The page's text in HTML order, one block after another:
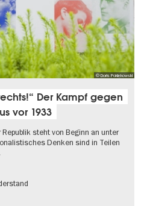
© Doris Poklekowski
Der Kampf gegen
vor 1933
steht von Beginn an unter
Denken sind in Teilen